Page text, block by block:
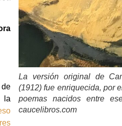
La versión original de
(1912) fue enriquecida, por
poemas nacidos entre
caucelibros.com
la